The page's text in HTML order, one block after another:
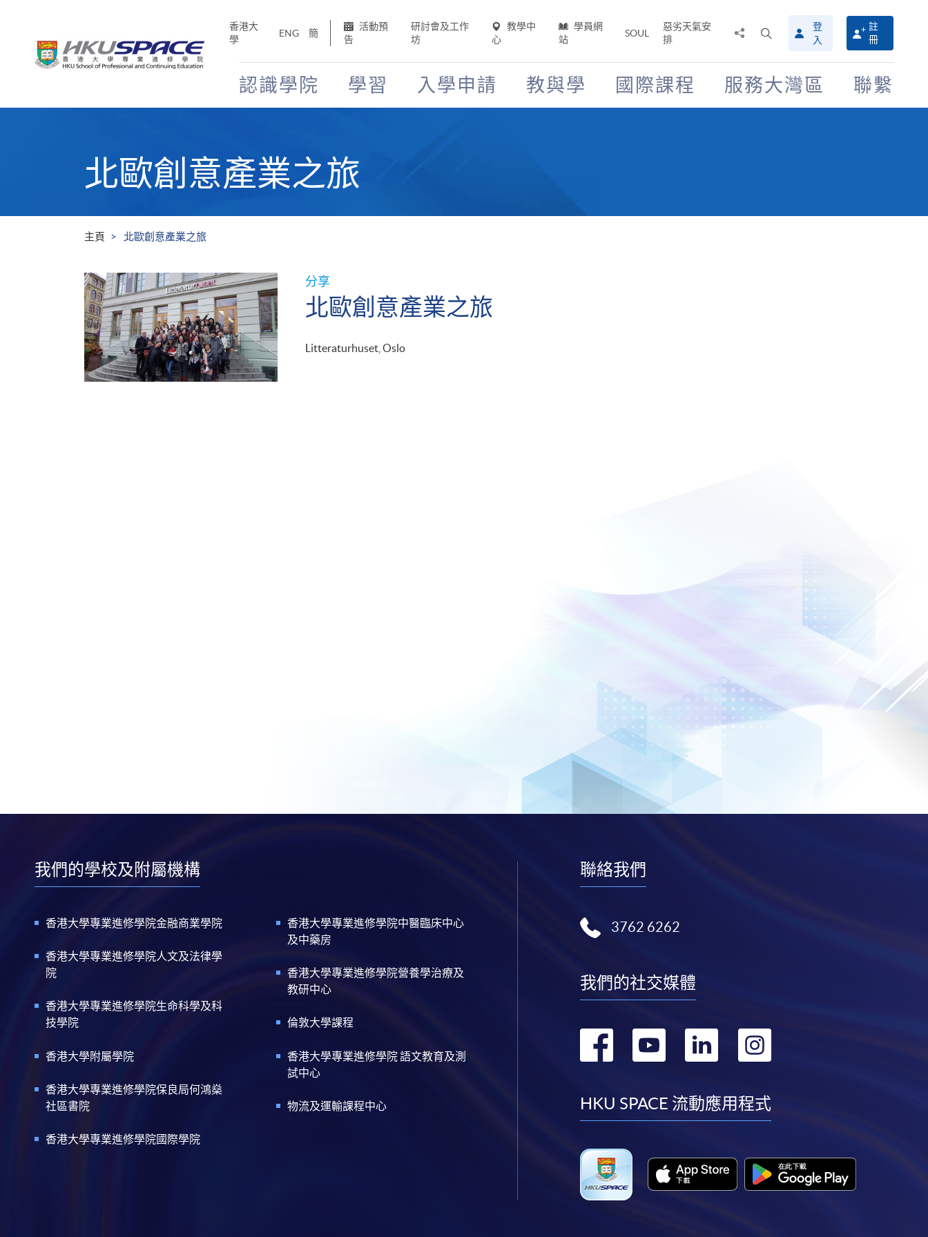
香港大
學
ENG 簡
活動預
告
研討會及工作
坊
教學中
心
學員網
站
SOUL
惡劣天氣安
排
搜
尋
介
面
登
入
註
冊
認識學院 學習 入學申請 教與學 國際課程 服務大灣區 聯繫
北歐創意產業之旅
主頁 北歐創意產業之旅
分享
北歐創意產業之旅
Litteraturhuset, Oslo
我們的學校及附屬機構
香港大學專業進修學院金融商業學院
香港大學專業進修學院人文及法律學
院
香港大學專業進修學院生命科學及科
技學院
香港大學附屬學院
香港大學專業進修學院保良局何鴻燊
社區書院
香港大學專業進修學院國際學院
香港大學專業進修學院中醫臨床中心
及中藥房
香港大學專業進修學院營養學治療及
教研中心
倫敦大學課程
香港大學專業進修學院 語文教育及測
試中心
物流及運輸課程中心
聯絡我們
3762 6262
我們的社交媒體
轉
facebook
轉
youtube
轉
linkedin
轉
instagram
HKU SPACE 流動應用程式